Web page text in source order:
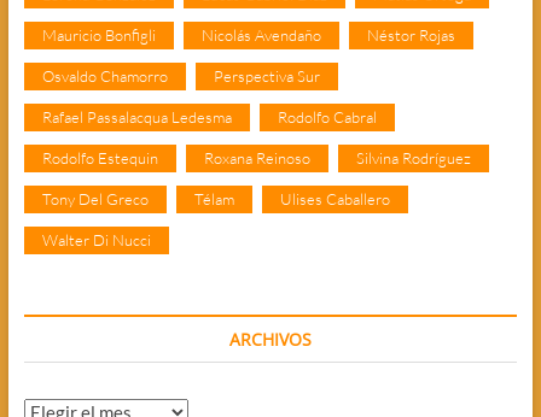
Mauricio Bonfigli Nicolás Avendaño Néstor Rojas
Osvaldo Chamorro Perspectiva Sur
Rafael Passalacqua Ledesma Rodolfo Cabral
Rodolfo Estequin Roxana Reinoso Silvina Rodríguez
Tony Del Greco Télam Ulises Caballero
Walter Di Nucci
ARCHIVOS
Archivos